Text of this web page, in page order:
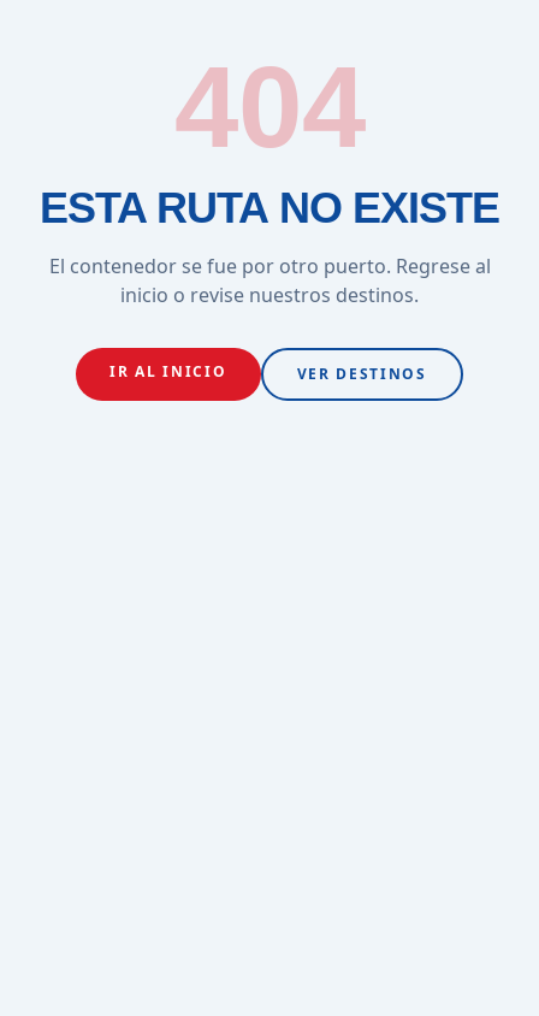
404
ESTA RUTA NO EXISTE
El contenedor se fue por otro puerto. Regrese al
inicio o revise nuestros destinos.
IR AL INICIO VER DESTINOS